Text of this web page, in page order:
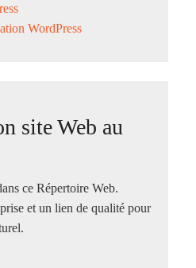
WordPress
site Web au
ce Répertoire Web.
et un lien de qualité pour